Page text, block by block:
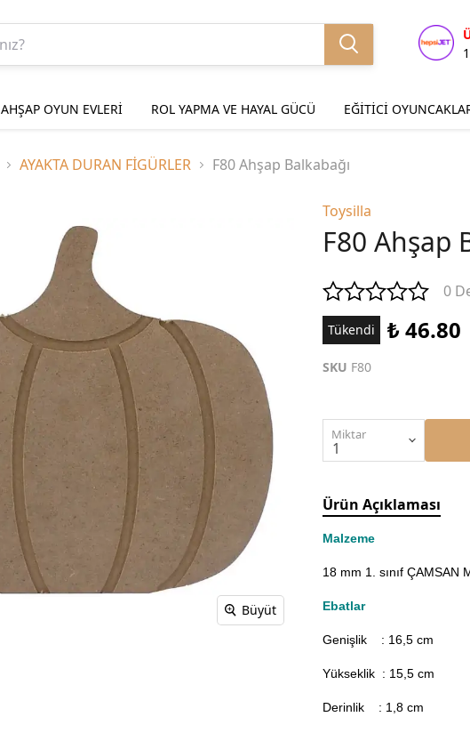
AHŞAP OYUN EVLERİ ROL YAPMA VE HAYAL GÜCÜ EĞİTİCİ
AYAKTA DURAN FİGÜRLER F80 Ahşap Balkabağı
Büyüt
Toysilla
F80 Ahşap
0
Tükendi ₺ 46.80
SKU F80
Miktar
Ürün Açıklaması
Malzeme
18 mm 1. sınıf ÇAMSAN
Ebatlar
Genişlik : 16,5cm
Yükseklik : 15,5 cm
Derinlik : 1,8 cm